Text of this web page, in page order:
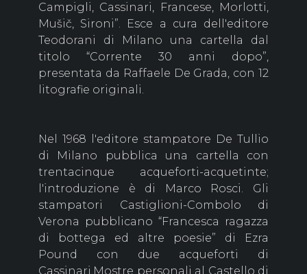
Campigli, Cassinari, Francese, Morlotti,
Mušič, Sironi”. Esce a cura dell'editore
Teodorani di Milano una cartella dal
titolo “Corrente 30 anni dopo”,
presentata da Raffaele De Grada, con 12
litografie originali.
Nel 1968 l'editore stampatore De Tullio
di Milano pubblica una cartella con
trentacinque acqueforti-acquetinte;
l'introduzione è di Marco Rosci. Gli
stampatori Castiglioni-Combolo di
Verona pubblicano “Francesca ragazza
di bottega ed altre poesie” di Ezra
Pound con due acqueforti di
Cassinari.Mostre personali al Castello di